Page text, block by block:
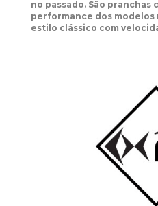
no passado. São
performance dos modelos
estilo clássico com